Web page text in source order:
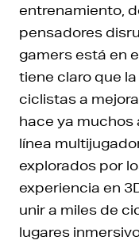
entrenamiento,
pensadores
gamers está en
tiene claro que
ciclistas a
hace ya muchos
línea
explorados por
experiencia en
unir a miles de
lugares